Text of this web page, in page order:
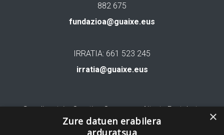
882 675
fundazioa@guaixe.eus
IRRATIA: 661 523 245
irratia@guaixe.eus
Gure lizentzia: Creative Commons Aitortu Partekatu ×
Zure datuen erabilera
arduratsua